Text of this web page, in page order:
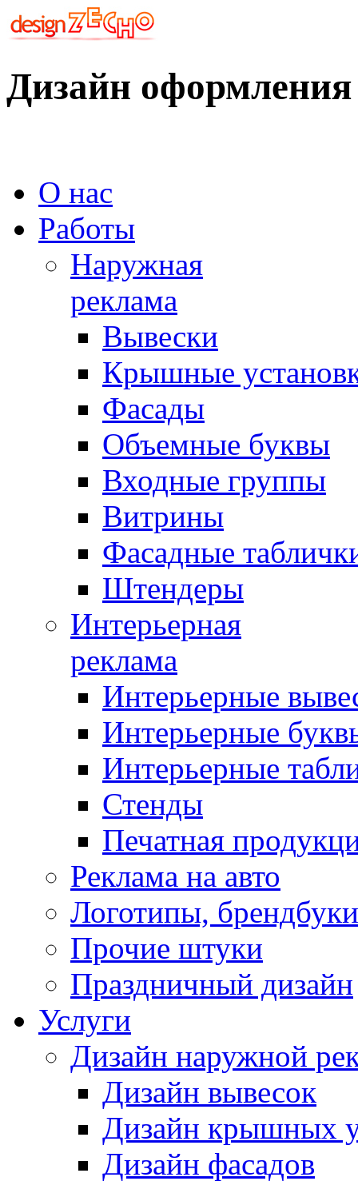
Дизайн
О нас
Работы
Наружная
реклама
Вывески
Крышные
Фасады
Объемные буквы
Входные группы
Витрины
Фасадные
Штендеры
Интерьерная
реклама
Интерьерные
Интерьерные
Интерьерные
Стенды
Печатная
Реклама на авто
Логотипы, брендбуки
Прочие штуки
Праздничный дизайн
Услуги
Дизайн наружной
Дизайн вывесок
Дизайн крышных
Дизайн фасадов